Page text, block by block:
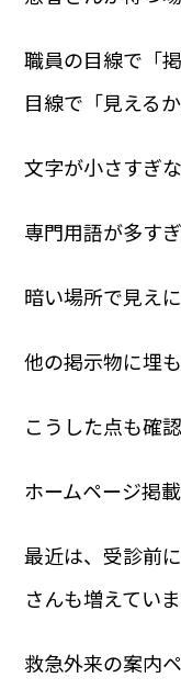
職員の目線で「
目線で「見える
文字が小さすぎな
専門用語が多すぎ
暗い場所で見え
他の掲示物に埋
こうした点も確
ホームページ掲
最近は、受診前
さんも増えていま
救急外来の案内